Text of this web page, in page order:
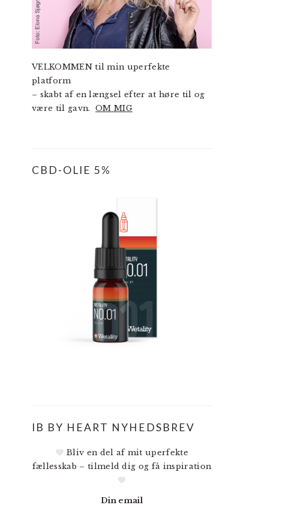
VELKOMMEN til min uperfekte
platform
– skabt af en længsel efter at høre til og
være til gavn.OM MIG
CBD-OLIE 5%
IB BY HEART NYHEDSBREV
Bliv en del af mit uperfekte
fællesskab – tilmeld dig og få inspiration
Din email